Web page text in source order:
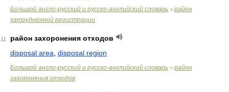
Большой англо-русский и русско-английский словарь > район
затруднённой регистрации
11
район захоронения отходов
disposal area disposal region
Большой англо-русский и русско-английский словарь > район
захоронения отходов